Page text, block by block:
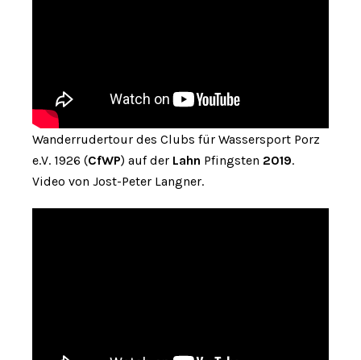
Wanderrudertour des Clubs für Wassersport Porz
e.V. 1926 (CfWP) auf der Lahn Pfingsten 2019.
Video von Jost-Peter Langner.